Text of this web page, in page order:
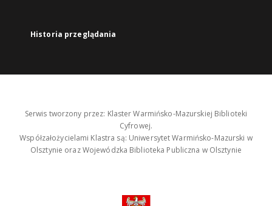
Historia przeglądania
Serwis tworzony przez: Klaster Warmińsko-Mazurskiej Biblioteki
Cyfrowej.
Współzałożycielami Klastra są: Uniwersytet Warmińsko-Mazurski w
Olsztynie oraz Wojewódzka Biblioteka Publiczna w Olsztynie